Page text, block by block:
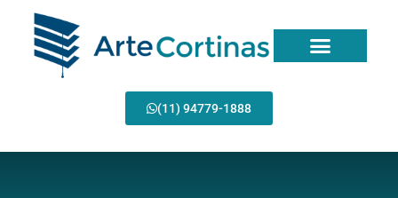
conteúdo
(11) 94779-1888